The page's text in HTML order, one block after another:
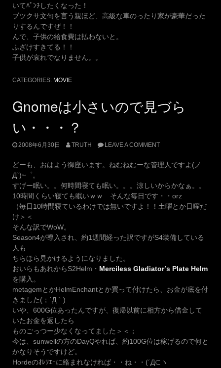
いてﾊﾟﾝﾁしたくなった！
ブツクサ文句を言う親ほど、高級な車のったり家が豪華だった
りするんですぜ！！
んで、子供の給食費は払わないと。
ふざけすきてる！！
子供が哀れでなりません。。
CATEGORIES: MOVIE
Gnomeは小さいので見づら
い・・・？
2008年6月30日 TRUTH LEAVE A COMMENT
どーも、おはよう御座います。ねむねむーな管理人ですよ(ノ
Д`)~゜。
すげー眠い。。何時間寝ても眠い。。。涼しいからかなぁ。。
10時間くらい寝ても眠いｗｗ そんな毎日です・・orz
（毎日10時間寝ているわけでは無いですよ！！土曜とか日曜だ
け＞＜
そんな訳でWoW。
Season4が導入され、約1週間経った訳ですがS4装備している
人も
ちらほら見かけるようになりました。
おいらもあれからS2Helm・ Merciless Gladiator’s Plate Helm
を購入。
metagemとかHelmEnchantとか買って付けたら、お金が底を付
きました(；´Д｀)
いや、600G位あったんですが、復帰以前に相方から借金して
いたお金を返したら
ものごっつー少なくなってました＞＜；
今は、sunwellの方のDayQやれば、約100G位は稼げるので何と
かなりそうですけど。
Hordeのｵﾚﾂｴｰに絡まれなければ・・ね・・(´Д⊂ヽ